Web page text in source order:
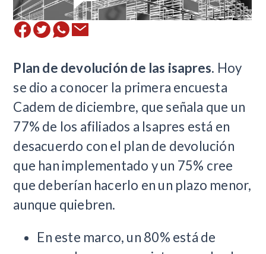
Plan de devolución de las isapres. Hoy
se dio a conocer la primera encuesta
Cadem de diciembre, que señala que un
77% de los afiliados a Isapres está en
desacuerdo con el plan de devolución
que han implementado y un 75% cree
que deberían hacerlo en un plazo menor,
aunque quiebren.
En este marco, un 80% está de